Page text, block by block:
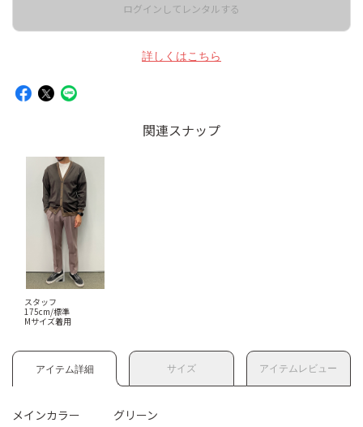
ログインしてレンタルする
詳しくはこちら
関連スナップ
スタッフ
175cm/標準
Mサイズ着用
アイテム詳細 サイズ アイテムレビュー
メインカラー グリーン